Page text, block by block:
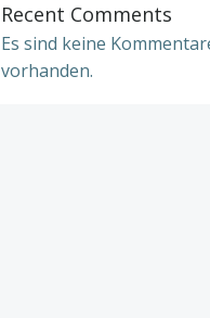
Recent Comments
Es sind keine
vorhanden.